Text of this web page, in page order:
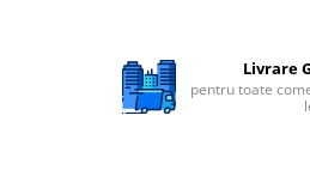
Membrane osmoza inversa
Membrana Ultrafiltrare
Livrare
pentru toate